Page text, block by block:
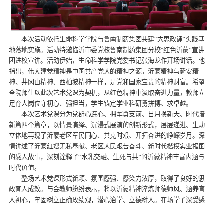
本次活动依托生命科学学院与鲁南制药集团共建“大思政课”实践基
地落地实施。活动特邀临沂市委党校鲁南制药集团分校“红色沂蒙”宣讲
团进校宣讲。活动伊始，生命科学学院党委书记张海龙作开场讲话。他
指出，伟大建党精神是中国共产党人的精神之源，沂蒙精神与延安精
神、井冈山精神、西柏坡精神一样，是党和国家宝贵的精神财富。希望
全院师生以此次艺术党课为契机，从红色精神中汲取奋进力量，教师立
足育人岗位守初心、强担当，学生锚定学业科研勇拼搏、求卓越。
本次艺术党课分为党群心连心、拥军勇支前、日月换新天、时代谱
新篇四个篇章，以情景演绎、沉浸式展演的创新形式，层层递进、生动
立体地再现了沂蒙老区军民同心、共克时艰、开拓奋进的峥嵘岁月。深
情讲述了沂蒙红嫂无私奉献、老区人民艰苦奋斗、新时代楷模实业报国
的感人故事，深刻诠释了“水乳交融、生死与共”的沂蒙精神丰富内涵与
时代价值。
整场艺术党课形式新颖、氛围感强、感染力浓厚，取得了良好的思
政育人成效。与会教师纷纷表示，将以沂蒙精神淬炼师德师风、涵养育
人初心，牢固树立正确政绩观，潜心治学、立德树人。在场学子深受感